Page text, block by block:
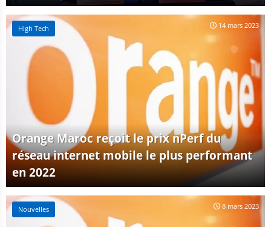
High Tech
Orange Maroc reçoit le prix nPerf du
réseau internet mobile le plus performant
en 2022
14 mars 2023
Nouvelles 8 mars 2023